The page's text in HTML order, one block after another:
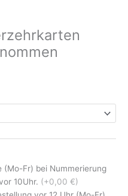
(Mo-Fr) bei Nummerierung
10Uhr. (+0,00 €)